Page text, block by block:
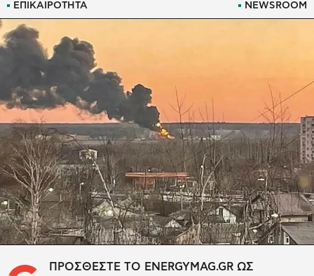
ΕΠΙΚΑΙΡΟΤΗΤΑ NEWSROOM
ΠΡΟΣΘΕΣΤΕ ΤΟ ENERGYMAG.GR ΩΣ